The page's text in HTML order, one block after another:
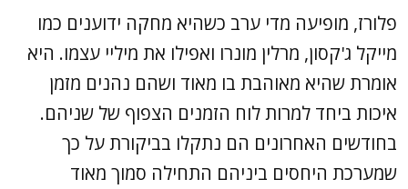
פלורז, מופיעה מדי ערב כשהיא מחקה ידוענים כמו
מייקל ג'קסון, מרלין מונרו ואפילו את מיליי עצמו. היא
אומרת שהיא מאוהבת בו מאוד ושהם נהנים מזמן
איכות ביחד למרות לוח הזמנים הצפוף של שניהם.
בחודשים האחרונים הם נתקלו בביקורת על כך
שמערכת היחסים ביניהם התחילה סמוך מאוד